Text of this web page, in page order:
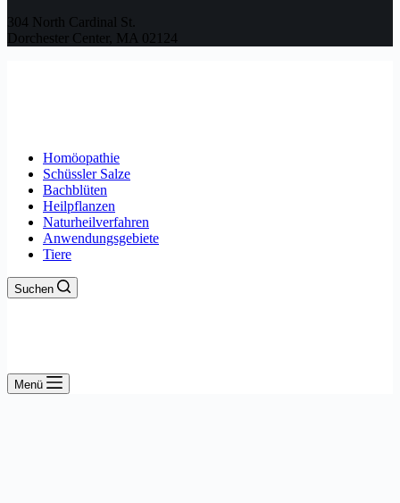
304 North Cardinal St.
Dorchester Center, MA 02124
Homöopathie
Schüssler Salze
Bachblüten
Heilpflanzen
Naturheilverfahren
Anwendungsgebiete
Tiere
Suchen
Menü